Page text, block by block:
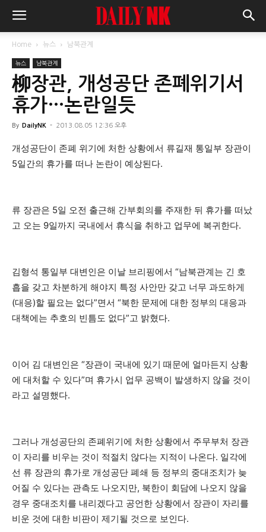
Home 뉴스 남북관계
뉴스 남북관계
柳장관, 개성공단 존폐위기서
휴가…논란일듯
By DailyNK - 2013.08.05 12:36 오후
개성공단이 존폐 위기에 처한 상황에서 류길재 통일부 장관이
5일간의 휴가를 떠나 논란이 예상된다.
류 장관은 5일 오전 출근해 간부회의를 주재한 뒤 휴가를 떠났
고 오는 9일까지 국내에서 휴식을 취하고 업무에 복귀한다.
김형석 통일부 대변인은 이날 브리핑에서 “남북관계는 긴 호
흡을 갖고 차분하게 해야지 특정 사안만 갖고 너무 과도하게
(대응)할 필요는 없다”면서 “북한 문제에 대한 정부의 대응과
대책에는 추호의 빈틈도 없다”고 밝혔다.
이어 김 대변인은 “장관이 국내에 있기 때문에 얼마든지 상황
에 대처할 수 있다”며 휴가시 업무 공백이 발생하지 않을 것이
라고 설명했다.
그러나 개성공단의 존폐위기에 처한 상황에서 주무부처 장관
이 자리를 비우는 것이 적절치 않다는 지적이 나온다. 일각에
선 류 장관의 휴가로 개성공단 폐쇄 등 정부의 중대조치가 늦
어질 수 있다는 관측도 나오지만, 북한이 회담에 나오지 않을
경우 중대조치를 내리겠다고 공언한 상황에서 장관이 자리를
비운 것에 대한 비판이 제기될 것으로 보인다.